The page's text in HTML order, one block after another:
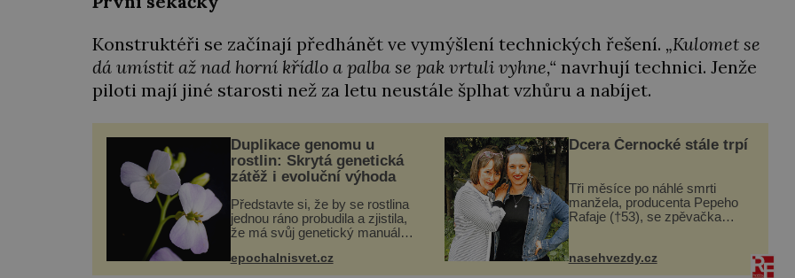
Konstruktéři se začínají předhánět ve vymýšlení technických řešení. „Kulomet se
dá umístit až nad horní křídlo a palba se pak vrtuli vyhne,“ navrhují technici. Jenže
piloti mají jiné starosti než za letu neustále šplhat vzhůru a nabíjet.
Duplikace genomu u
rostlin: Skrytá genetická
zátěž i evoluční výhoda
Představte si, že by se rostlina
jednou ráno probudila a zjistila,
že má svůj genetický manuál
občas v přírodě stane – a podle
nového výzkumu to může být
epochalnisvet.cz
Dcera Černocké stále trpí
Tři měsíce po náhlé smrti
manžela, producenta Pepeho
Rafaje (†53), se zpěvačka
Barbora Vaculíková (45), dcera
ozvala veřejnosti. Na sociální
síti sdílela, že se snaží fung...
nasehvezdy.cz